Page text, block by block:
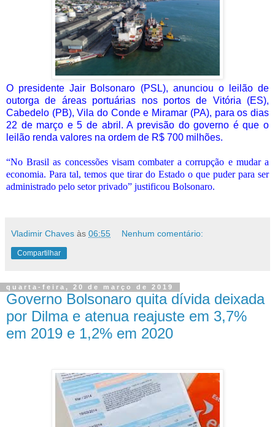
O presidente Jair Bolsonaro (PSL), anunciou o leilão de
outorga de áreas portuárias nos portos de Vitória (ES),
Cabedelo (PB), Vila do Conde e Miramar (PA), para os dias
22 de março e 5 de abril. A previsão do governo é que o
leilão renda valores na ordem de R$ 700 milhões.
“No Brasil as concessões visam combater a corrupção e mudar a
economia. Para tal, temos que tirar do Estado o que puder para ser
administrado pelo setor privado” justificou Bolsonaro.
Vladimir Chaves às 06:55 Nenhum comentário:
Compartilhar
quarta-feira, 20 de março de 2019
Governo Bolsonaro quita dívida deixada
por Dilma e atenua reajuste em 3,7%
em 2019 e 1,2% em 2020